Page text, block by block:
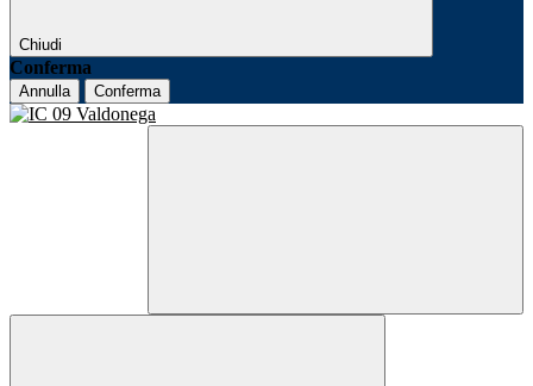
Chiudi
Conferma
Annulla Conferma